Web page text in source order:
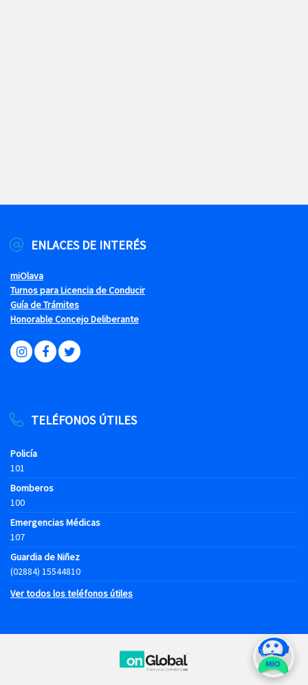
ENLACES DE INTERÉS
miOlava
Turnos para Licencia de Conducir
Guía de Trámites
Honorable Concejo Deliberante
TELÉFONOS ÚTILES
Policía
101
Bomberos
100
Emergencias Médicas
107
Guardia de Niñez
(02884) 15544810
Ver todos los teléfonos útiles